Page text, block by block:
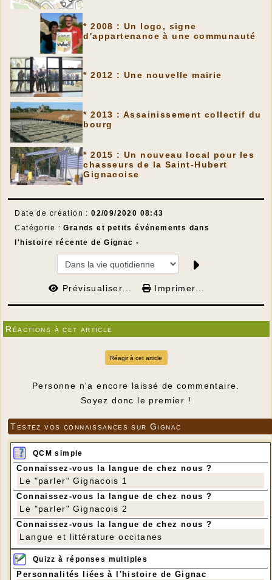
* 2008 : Un logo, signe
d'appartenance à une communauté
* 2012 : Une nouvelle mairie
* 2013 : Assainissement collectif du
bourg
* 2015 : Un nouveau local pour les
chasseurs de la Saint-Hubert
Gignacoise
Date de création :02/09/2020 08:43
Catégorie :Grands et petits événements dans
l'histoire récente de Gignac -
Prévisualiser... Imprimer...
Réactions à cet article
Réagir à cet article
Personne n'a encore laissé de commentaire.
Soyez donc le premier !
Testez vos connaissances sur Gignac
QCM simple
Connaissez-vous la langue de chez nous ?
Le "parler" Gignacois 1
Connaissez-vous la langue de chez nous ?
Le "parler" Gignacois 2
Connaissez-vous la langue de chez nous ?
Langue et littérature occitanes
Quizz à réponses multiples
Personnalités liées à l'histoire de Gignac